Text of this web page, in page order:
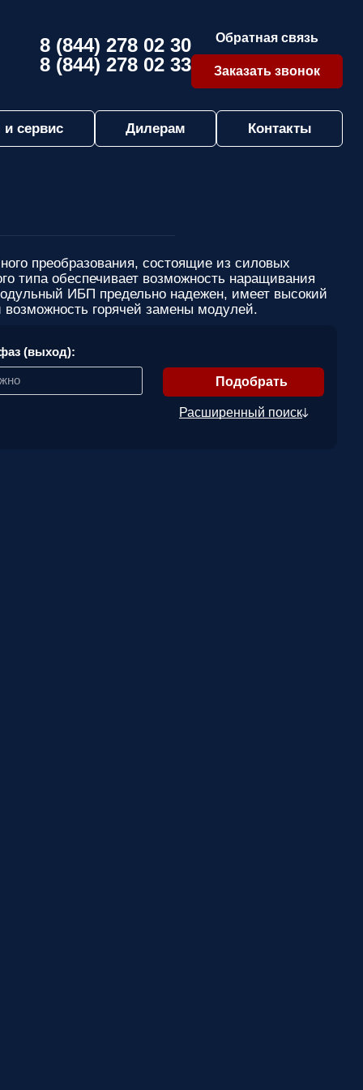
8 (844) 278 02 30
8 (844) 278 02 33
Обратная связь
Заказать звонок
и сервис Дилерам Контакты
преобразования, состоящие из силовых
типа обеспечивает возможность наращивания
ИБП предельно надежен, имеет высокий
возможность горячей замены модулей.
(выход):
Расширенный поиск